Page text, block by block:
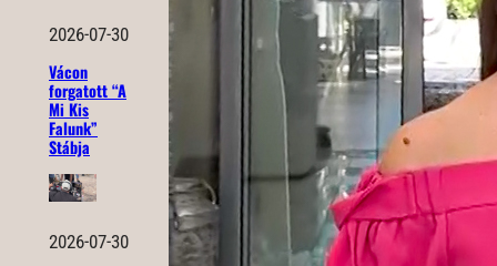
2026-07-30
Vácon
forgatott “A
Mi Kis
Falunk”
Stábja
2026-07-30